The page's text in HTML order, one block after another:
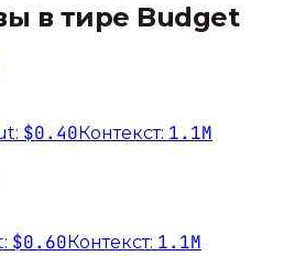
в тире Budget
$0.40Контекст: 1.1M
$0.60 Контекст: 1.1M